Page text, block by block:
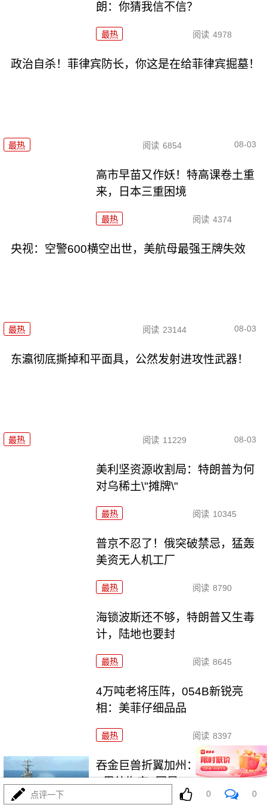
朗：你猜我信不信？
最热 阅读 4978
政治自杀！菲律宾防长，你这是在给菲律宾掘墓！
最热 阅读 6854 08-03
高市早苗又作妖！特高课卷土重
来，日本三重困境
最热 阅读 4374
央视：空警600横空出世，美航母最强王牌失效
最热 阅读 23144 08-03
东瀛彻底撕掉和平面具，公然发射进攻性武器！
最热 阅读 11229 08-03
美利坚资源收割局：特朗普为何
对乌稀土\"摊牌\"
最热 阅读 10345
普京不忍了！俄突破禁忌，猛轰
美资无人机工厂
最热 阅读 8790
海锁波斯还不够，特朗普又生毒
计，陆地也要封
最热 阅读 8645
4万吨老将压阵，054B新锐亮
相：美菲仔细品品
最热 阅读 8397
吞金巨兽折翼加州：美利坚军工
\"里外掏空\"困局
点评一下 0 0